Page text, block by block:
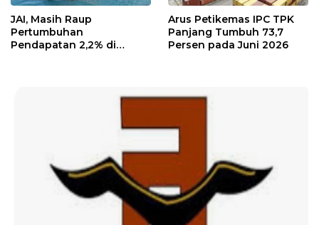
JAI, Masih Raup
Pertumbuhan
Pendapatan 2,2% di
Arus Petikemas IPC TPK
Panjang Tumbuh 73,7
Persen pada Juni 2026